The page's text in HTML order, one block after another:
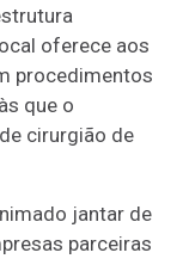
oferece aos
procedimentos
que o
cirurgião de
jantar de
parceiras